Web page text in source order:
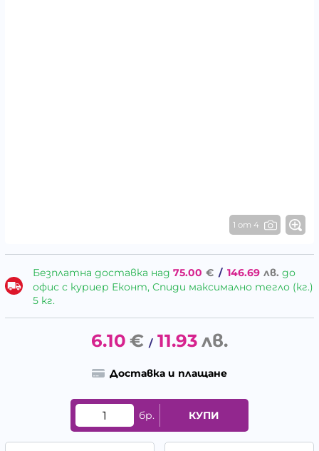
1 от 4
Безплатна доставка над 75.00 € / 146.69 лв. до
офис с куриер Еконт, Спиди максимално тегло (кг.)
5 кг.
6.10 € / 11.93 лв.
Доставка и плащане
бр. КУПИ